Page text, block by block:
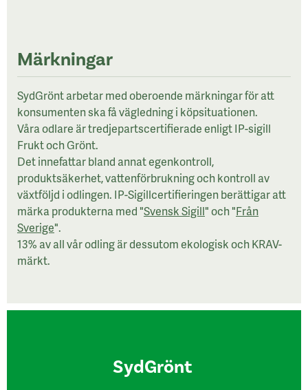
Märkningar
SydGrönt arbetar med oberoende märkningar för att
konsumenten ska få vägledning i köpsituationen.
Våra odlare är tredjepartscertifierade enligt IP-sigill
Frukt och Grönt.
Det innefattar bland annat egenkontroll,
produktsäkerhet, vattenförbrukning och kontroll av
växtföljd i odlingen. IP-Sigillcertifieringen berättigar att
märka produkterna med "Svensk Sigill" och "Från
Sverige".
13% av all vår odling är dessutom ekologisk och KRAV-
märkt.
SydGrönt